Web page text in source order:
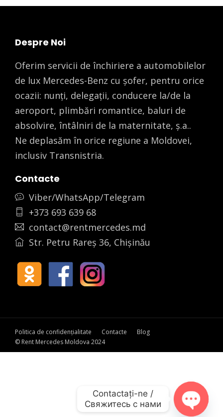
Despre Noi
Oferim servicii de închiriere a automobilelor
de lux Mercedes-Benz cu șofer, pentru orice
ocazii: nunți, delegații, conducere la/de la
aeroport, plimbări romantice, baluri de
absolvire, întâlniri de la maternitate, ș.a..
Ne deplasăm în orice regiune a Moldovei,
inclusiv Transnistria.
Contacte
Viber/WhatsApp/Telegram
+373 693 639 68
contact@rentmercedes.md
Str. Petru Rareș 36, Chișinău
Politica de confidențialitate Contacte
Blog
© Rent Mercedes Moldova 2024
Contactați-ne /
Свяжитесь с нами